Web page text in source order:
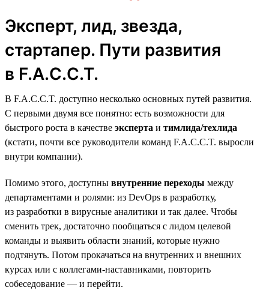
Эксперт, лид, звезда,
стартапер. Пути развития
в F.A.C.C.T.
В F.A.C.C.T. доступно несколько основных путей развития.
С первыми двумя все понятно: есть возможности для
быстрого роста в качестве эксперта и тимлида/техлида
(кстати, почти все руководители команд F.A.C.C.T. выросли
внутри компании).
Помимо этого, доступны внутренние переходы между
департаментами и ролями: из DevOps в разработку,
из разработки в вирусные аналитики и так далее. Чтобы
сменить трек, достаточно пообщаться с лидом целевой
команды и выявить области знаний, которые нужно
подтянуть. Потом прокачаться на внутренних и внешних
курсах или с коллегами-наставниками, повторить
собеседование — и перейти.